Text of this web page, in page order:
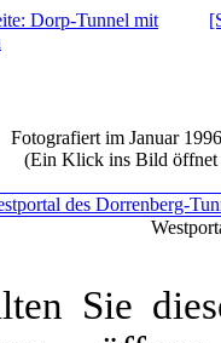
Fotografiert im Januar
(Ein Klick ins Bild öffnet
Sie